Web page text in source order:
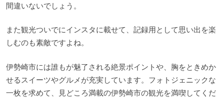
間違いないでしょう。
また観光ついでにインスタに載せて、記録用として思い出を楽
しむのも素敵ですよね。
伊勢崎市には誰もが魅了される絶景ポイントや、胸をときめか
せるスイーツやグルメが充実しています。フォトジェニックな
一枚を求めて、見どころ満載の伊勢崎市の観光を満喫してくだ